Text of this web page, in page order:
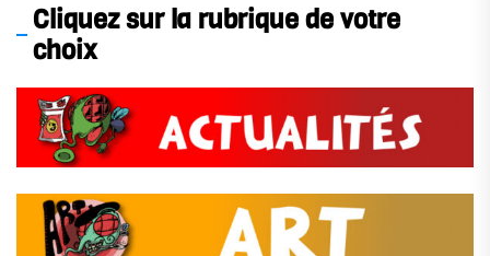
Cliquez sur la rubrique de votre
choix